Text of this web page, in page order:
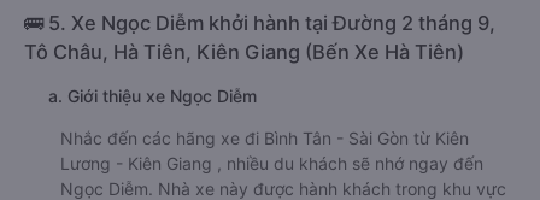
🚌 5. Xe Ngọc Diễm khởi hành tại Đường 2 tháng 9,
Tô Châu, Hà Tiên, Kiên Giang (Bến Xe Hà Tiên)
a. Giới thiệu xe Ngọc Diễm
Nhắc đến các hãng xe đi Bình Tân - Sài Gòn từ Kiên
Lương - Kiên Giang , nhiều du khách sẽ nhớ ngay đến
Ngọc Diễm. Nhà xe này được hành khách trong khu vực